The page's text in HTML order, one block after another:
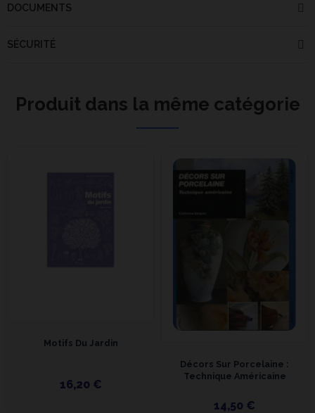
DOCUMENTS
SÉCURITÉ
Produit dans la même catégorie
Motifs Du Jardin
16,20 €
Décors Sur Porcelaine :
Technique Américaine
14,50 €